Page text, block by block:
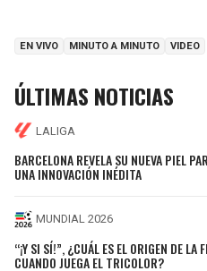
EN VIVO MINUTO A MINUTO VIDEO
ÚLTIMAS NOTICIAS
LALIGA
BARCELONA REVELA SU NUEVA PIEL
UNA INNOVACIÓN INÉDITA
MUNDIAL 2026
“¡Y SI SÍ!”, ¿CUÁL ES EL ORIGEN DE LA
CUANDO JUEGA EL TRICOLOR?